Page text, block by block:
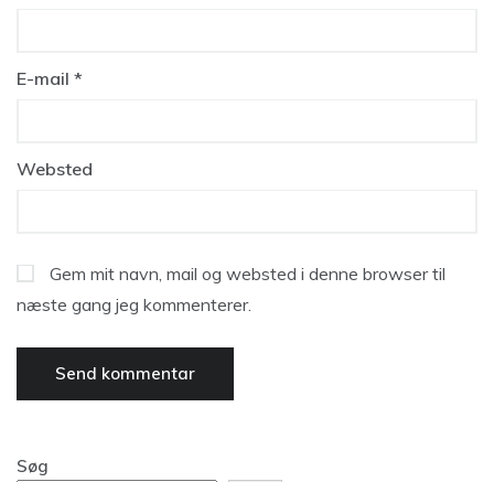
E-mail *
Websted
Gem mit navn, mail og websted i denne browser til
næste gang jeg kommenterer.
Søg